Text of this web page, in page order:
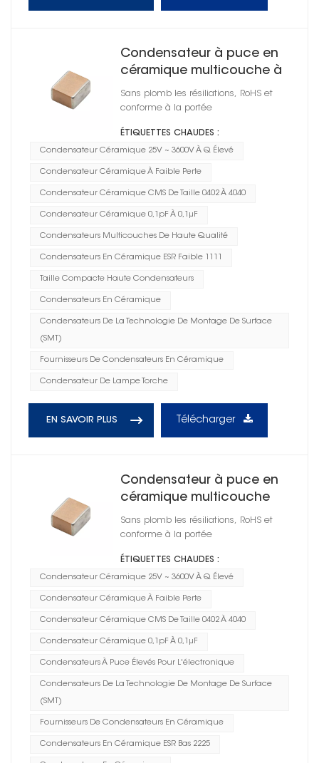
Condensateur à puce en
céramique multicouche à
Q élevé 1111
Sans plomb les résiliations, RoHS et
conforme à la portée
ÉTIQUETTES CHAUDES :
Condensateur Céramique 25V ~ 3600V À Q Élevé
Condensateur Céramique À Faible Perte
Condensateur Céramique CMS De Taille 0402 À 4040
Condensateur Céramique 0,1pF À 0,1μF
Condensateurs Multicouches De Haute Qualité
Condensateurs En Céramique ESR Faible 1111
Taille Compacte Haute Condensateurs
Condensateurs En Céramique
Condensateurs De La Technologie De Montage De Surface
(SMT)
Fournisseurs De Condensateurs En Céramique
Condensateur De Lampe Torche
EN SAVOIR PLUS Télécharger
Condensateur à puce en
céramique multicouche
High Q 2225
Sans plomb les résiliations, RoHS et
conforme à la portée
ÉTIQUETTES CHAUDES :
Condensateur Céramique 25V ~ 3600V À Q Élevé
Condensateur Céramique À Faible Perte
Condensateur Céramique CMS De Taille 0402 À 4040
Condensateur Céramique 0,1pF À 0,1μF
Condensateurs À Puce Élevés Pour L'électronique
Condensateurs De La Technologie De Montage De Surface
(SMT)
Fournisseurs De Condensateurs En Céramique
Condensateurs En Céramique ESR Bas 2225